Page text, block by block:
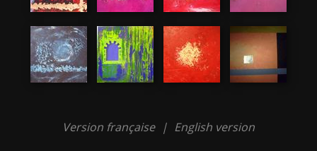
Version française | English version